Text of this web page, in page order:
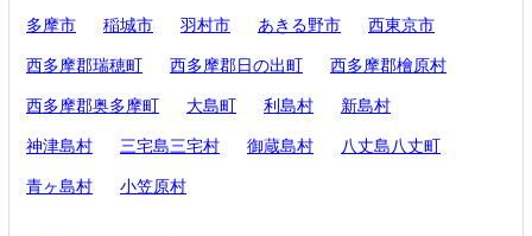
多摩市 稲城市 羽村市 あきる野市 西東京市
西多摩郡瑞穂町 西多摩郡日の出町 西多摩郡檜原村
西多摩郡奥多摩町 大島町 利島村 新島村
神津島村 三宅島三宅村 御蔵島村 八丈島八丈町
青ヶ島村 小笠原村